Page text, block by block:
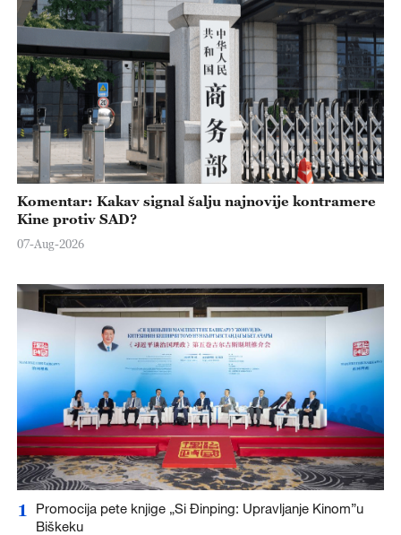
Komentar: Kakav signal šalju najnovije kontramere
Kine protiv SAD?
07-Aug-2026
1
Promocija pete knjige „Si Đinping: Upravljanje Kinom”u
Biškeku